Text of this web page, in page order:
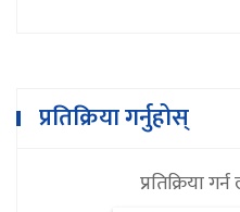
प्रतिक्रिया गर्नुहोस्
प्रतिक्रिया